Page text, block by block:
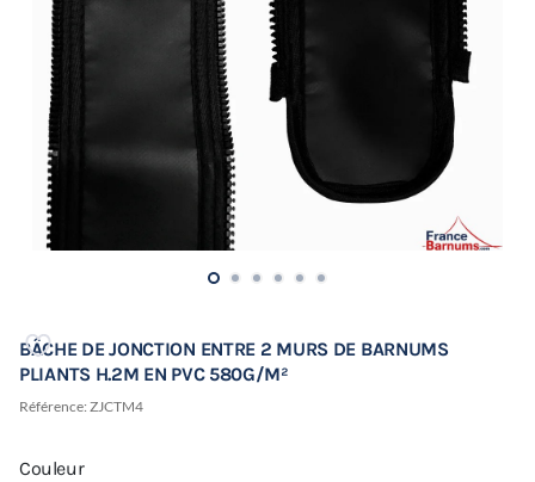
BÂCHE DE JONCTION ENTRE 2 MURS DE BARNUMS
PLIANTS H.2M EN PVC 580G/M²
Référence: ZJCTM4
Couleur